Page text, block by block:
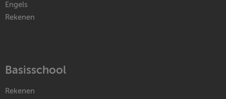
Engels
Rekenen
Basisschool
Rekenen